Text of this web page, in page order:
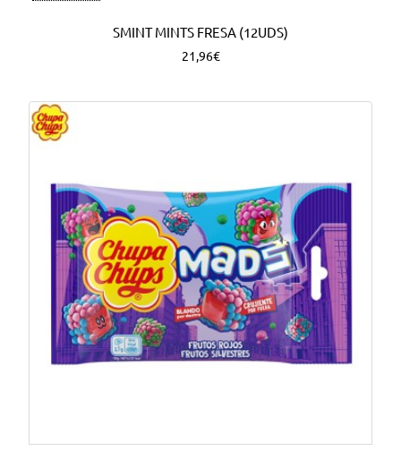
SMINT MINTS FRESA (12UDS)
21,96€